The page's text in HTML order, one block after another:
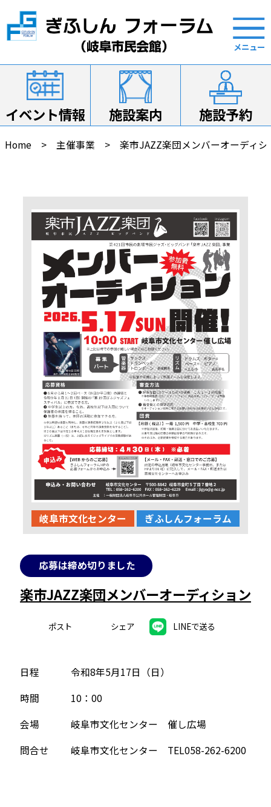
イベント情報 施設案内 施設予約
Home 主催事業 楽市JAZZ楽団メンバーオーディシ
岐阜市文化センター ぎふしんフォーラム
応募は締め切りました
楽市JAZZ楽団メンバーオーディション
ポスト シェア LINEで送る
日程
令和8年5月17日（日）
時間
10：00
会場
岐阜市文化センター 催し広場
問合せ
岐阜市文化センター TEL058-262-6200